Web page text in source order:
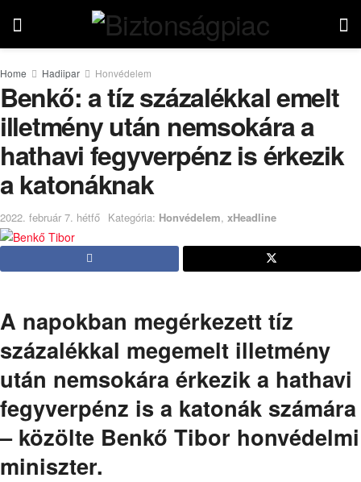
Home Hadiipar Honvédelem
Benkő: a tíz százalékkal emelt
illetmény után nemsokára a
hathavi fegyverpénz is érkezik
a katonáknak
2022. február 7. hétfő Kategória: Honvédelem, xHeadline
A napokban megérkezett tíz
százalékkal megemelt illetmény
után nemsokára érkezik a hathavi
fegyverpénz is a katonák számára
– közölte Benkő Tibor honvédelmi
miniszter.